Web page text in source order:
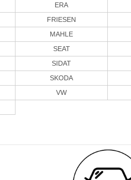
ERA
FRIESEN
MAHLE
SEAT
SIDAT
SKODA
VW